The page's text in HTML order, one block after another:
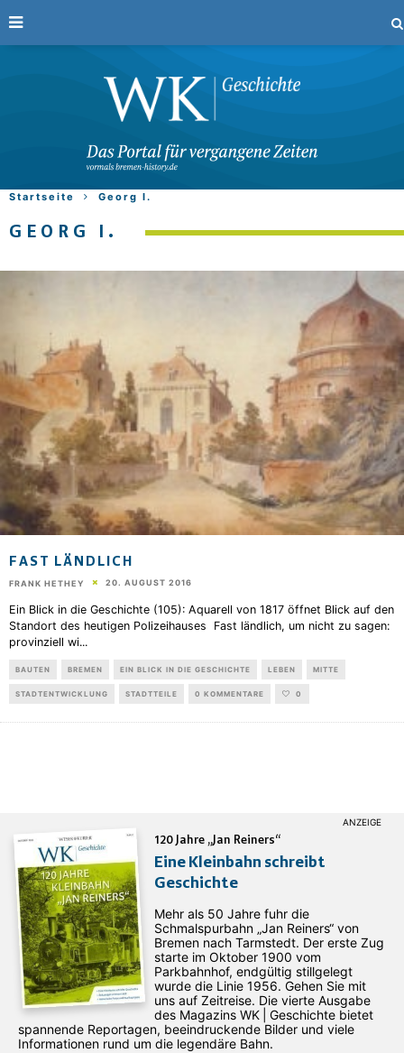
Startseite Georg I.
GEORG I.
FAST LÄNDLICH
FRANK HETHEY 20. AUGUST 2016
Ein Blick in die Geschichte (105): Aquarell von 1817 öffnet Blick auf den
Standort des heutigen Polizeihauses Fast ländlich, um nicht zu sagen:
provinziell wi...
BAUTEN BREMEN EIN BLICK IN DIE GESCHICHTE LEBEN MITTE
STADTENTWICKLUNG STADTTEILE 0 KOMMENTARE 0
120 Jahre „Jan Reiners“
Eine Kleinbahn schreibt
Geschichte
Mehr als 50 Jahre fuhr die
Schmalspurbahn „Jan ­Reiners“ von
Bremen nach Tarmstedt. Der erste Zug
starte im Oktober 1900 vom
Parkbahnhof, endgültig stillgelegt
wurde die Linie 1956. Gehen Sie mit
uns auf Zeitreise. Die vierte Ausgabe
des ­Magazins WK | Geschichte bietet
spannende Reportagen, beeindruckende Bilder und viele
Informationen rund um die legendäre Bahn.